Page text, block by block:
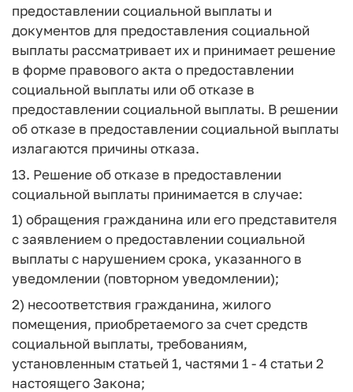
предоставлении социальной выплаты и
документов для предоставления социальной
выплаты рассматривает их и принимает решение
в форме правового акта о предоставлении
социальной выплаты или об отказе в
предоставлении социальной выплаты. В решении
об отказе в предоставлении социальной выплаты
излагаются причины отказа.
13. Решение об отказе в предоставлении
социальной выплаты принимается в случае:
1) обращения гражданина или его представителя
с заявлением о предоставлении социальной
выплаты с нарушением срока, указанного в
уведомлении (повторном уведомлении);
2) несоответствия гражданина, жилого
помещения, приобретаемого за счет средств
социальной выплаты, требованиям,
установленным статьей 1, частями 1 - 4 статьи 2
настоящего Закона;